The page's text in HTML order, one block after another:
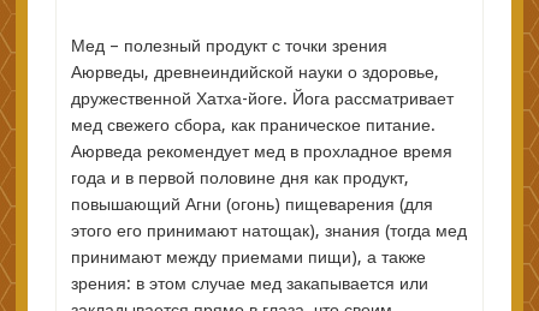
Мед – полезный продукт с точки зрения
Аюрведы, древнеиндийской науки о здоровье,
дружественной Хатха-йоге. Йога рассматривает
мед свежего сбора, как праническое питание.
Аюрведа рекомендует мед в прохладное время
года и в первой половине дня как продукт,
повышающий Агни (огонь) пищеварения (для
этого его принимают натощак), знания (тогда мед
принимают между приемами пищи), а также
зрения: в этом случае мед закапывается или